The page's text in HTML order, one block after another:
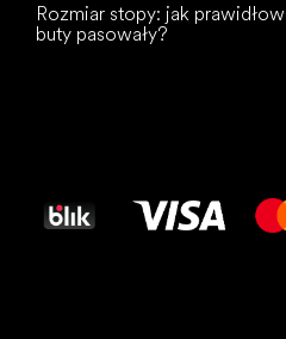
Rozmiar stopy: jak
buty pasowały?